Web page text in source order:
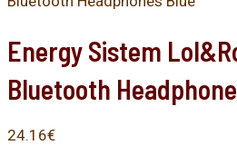
Energy Sistem
Bluetooth
24.16€